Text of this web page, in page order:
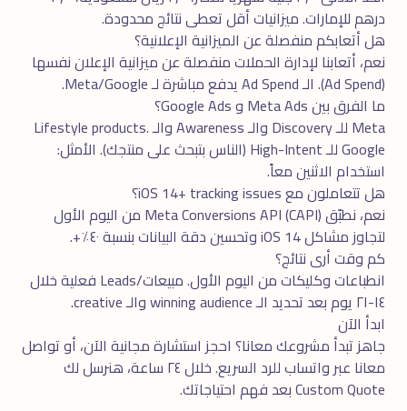
درهم للإمارات. ميزانيات أقل تعطى نتائج محدودة.
هل أتعابكم منفصلة عن الميزانية الإعلانية؟
نعم، أتعابنا لإدارة الحملات منفصلة عن ميزانية الإعلان نفسها
(Ad Spend). الـ Ad Spend يدفع مباشرة لـ Meta/Google.
ما الفرق بين Meta Ads و Google Ads؟
Meta للـ Discovery والـ Awareness والـ Lifestyle products.
Google للـ High-Intent (الناس بتبحث على منتجك). الأمثل:
استخدام الاثنين معاً.
هل تتعاملون مع iOS 14+ tracking issues؟
نعم، نطبّق Meta Conversions API (CAPI) من اليوم الأول
لتجاوز مشاكل iOS 14 وتحسين دقة البيانات بنسبة ٤٠٪+.
كم وقت أرى نتائج؟
انطباعات وكليكات من اليوم الأول. مبيعات/Leads فعلية خلال
١٤-٢١ يوم بعد تحديد الـ winning audience والـ creative.
ابدأ الآن
جاهز تبدأ مشروعك معانا؟ احجز استشارة مجانية الآن، أو تواصل
معانا عبر واتساب
للرد السريع. خلال ٢٤ ساعة، هنرسل لك
Custom Quote بعد فهم احتياجاتك.